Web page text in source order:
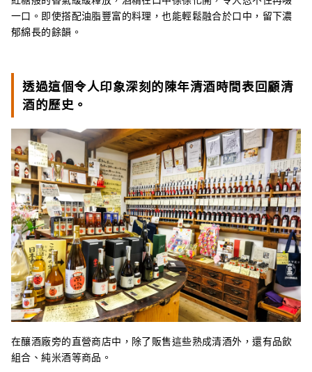
一口。即使搭配油脂豐富的料理，也能輕鬆融合於口中，留下濃
郁綿長的餘韻。
透過這個令人印象深刻的陳年清酒時間表回顧清
酒的歷史。
在釀酒廠旁的直營商店中，除了販售這些熟成清酒外，還有品飲
組合、純米酒等商品。